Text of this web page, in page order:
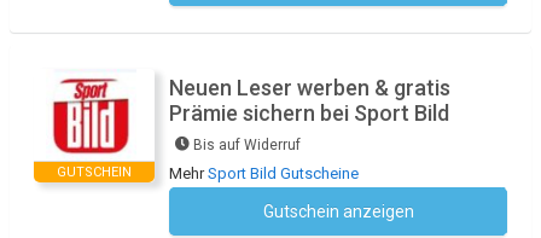
GUTSCHEIN
Neuen Leser werben & gratis
Prämie sichern bei Sport Bild
Bis auf Widerruf
MehrSport Bild Gutscheine
Gutschein anzeigen